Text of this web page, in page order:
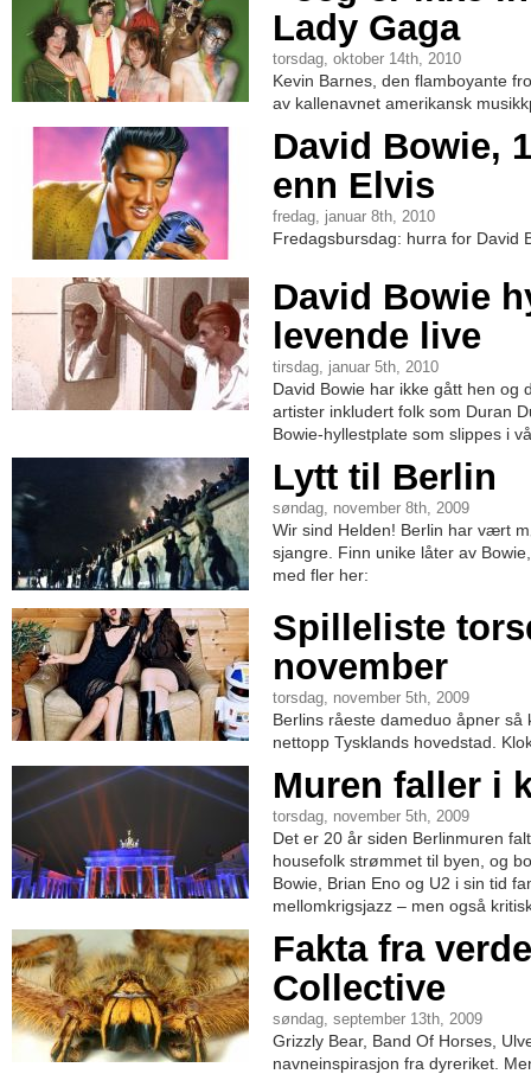
Lady Gaga
torsdag, oktober 14th, 2010
Kevin Barnes, den flamboyante
av kallenavnet amerikansk
David Bowie,
enn Elvis
fredag, januar 8th, 2010
Fredagsbursdag: hurra for David
David Bowie
levende live
tirsdag, januar 5th, 2010
David Bowie har ikke gått hen og
artister inkludert folk som Duran
Bowie-hyllestplate som slippes i
Lytt til Berlin
søndag, november 8th, 2009
Wir sind Helden! Berlin har vært
sjangre. Finn unike låter av
med fler her:
Spilleliste
november
torsdag, november 5th, 2009
Berlins råeste dameduo åpner så
nettopp Tysklands hovedstad.
Muren faller i
torsdag, november 5th, 2009
Det er 20 år siden Berlinmuren
housefolk strømmet til byen, og
Bowie, Brian Eno og U2 i sin tid
mellomkrigsjazz – men også
Fakta fra
Collective
søndag, september 13th, 2009
Grizzly Bear, Band Of Horses,
navneinspirasjon fra dyreriket.